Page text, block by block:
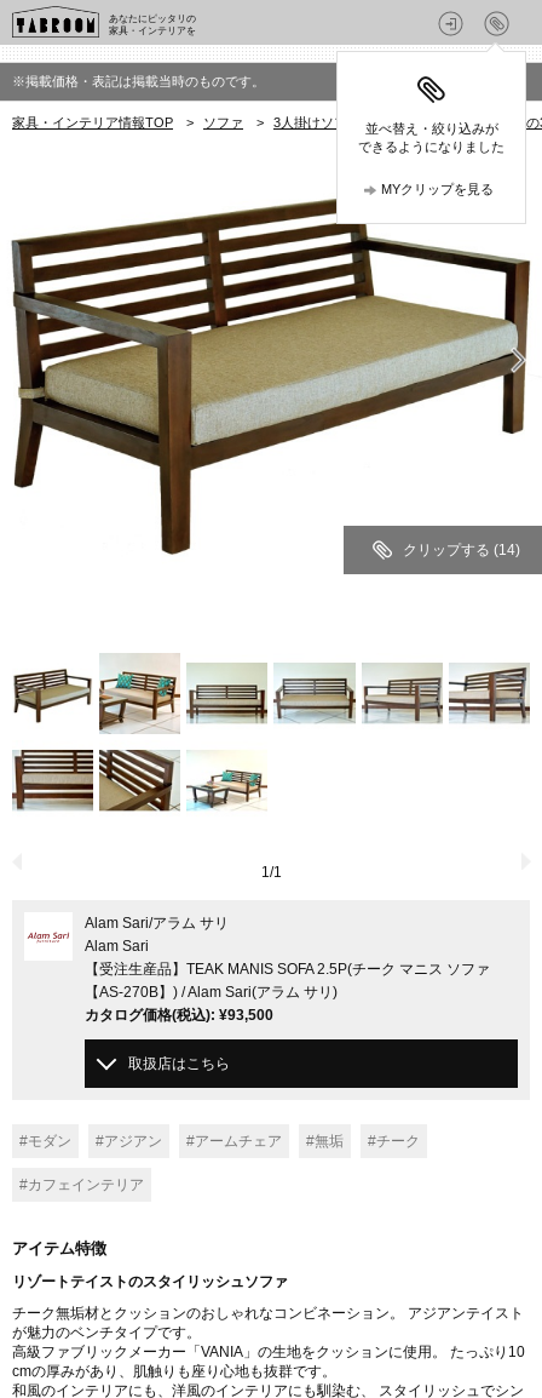
あなたにピッタリの
家具・インテリアを
並べ替え・絞り込みが
できるようになりました
MYクリップを見る
※掲載価格・表記は掲載当時のものです。
家具・インテリア情報TOP > ソファ > 3人掛けソファ > Alam Sari(アラム サリ)
クリップする (14)
1/1
Alam Sari/アラム サリ
Alam Sari
【受注生産品】TEAK MANIS SOFA 2.5P(チーク マニス ソファ
【AS-270B】) / Alam Sari(アラム サリ)
カタログ価格(税込): ¥93,500
取扱店はこちら
#モダン #アジアン #アームチェア #無垢 #チーク
#カフェインテリア
アイテム特徴
リゾートテイストのスタイリッシュソファ
チーク無垢材とクッションのおしゃれなコンビネーション。 アジアンテイスト
が魅力のベンチタイプです。
高級ファブリックメーカー「VANIA」の生地をクッションに使用。 たっぷり10
cmの厚みがあり、肌触りも座り心地も抜群です。
和風のインテリアにも、洋風のインテリアにも馴染む、 スタイリッシュでシン